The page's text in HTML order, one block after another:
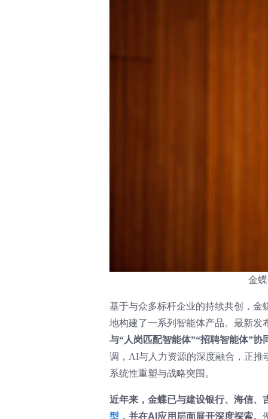
金
基于与众多标杆企业的持续共创，
地构建了一系列智能体产品。最新发
与“人岗匹配智能体”“招聘智能体”
调，AI与人力资源的深度融合，正推
系统性重塑与战略突围。
近年来，金蝶已与建设银行、海信、
型 ，并在AI应用层面展开深度探索。